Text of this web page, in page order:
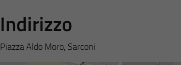
Indirizzo
Piazza Aldo Moro, Sarconi